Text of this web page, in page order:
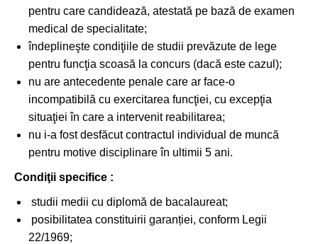
pentru care candidează, atestată pe bază de examen
medical de specialitate;
îndeplineşte condiţiile de studii prevăzute de lege
pentru funcţia scoasă la concurs (dacă este cazul);
nu are antecedente penale care ar face-o
incompatibilă cu exercitarea funcţiei, cu excepţia
situaţiei în care a intervenit reabilitarea;
nu i-a fost desfăcut contractul individual de muncă
pentru motive disciplinare în ultimii 5 ani.
Condiţii specifice :
studii medii cu diplomă de bacalaureat;
posibilitatea constituirii garanției, conform Legii
22/1969;